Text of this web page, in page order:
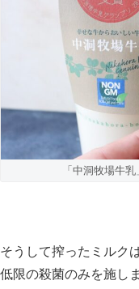
「中洞牧場牛
そうして搾ったミルク
低限の殺菌のみを施し